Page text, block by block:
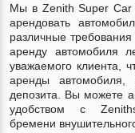
Мы в Zenith Super Car
арендовать
различные
аренду автомобиля
уважаемого клиента,
аренды
депозита. Вы можете
удобством с
бремени